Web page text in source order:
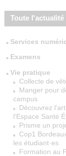
Toute l'actualité
Services
Examens
Vie pratique
Collecte de
Manger pour
campus
Découvrez
l'Espace Santé
Prisme un
Cop1
les étudiant·es
Formation au